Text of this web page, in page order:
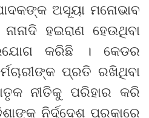
ଅସୂୟା ମନୋଭାବ
ହଇରାଣ ହେଉଥିବା
କରିଛି । କେଡର
ପ୍ରତି ରଖିଥିବା
ନୀତିକୁ ପରିହାର କରି
ନିର୍ଦ୍ଦେଶ ପ୍ରକାରେ